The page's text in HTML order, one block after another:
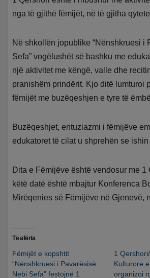
nga të gjithë fëmijët, në të gjitha
Në shkollën jopublike “Nënshkruesi i
Sefa” vogëlushët së bashku me
një aktivitet me këngë, valle dhe
pranishëm prindërit. Kjo ditë lumturoi
fëmijët me buzëqeshjen e tyre të ëmbël
Buzëqeshjet, entuziazmi i fëmijëve
edukatoret të cilat u shprehën se
Dita e Fëmijëve është vendosur me 1
këtë datë është mbajtur Konferenca
Mirëqenies së Fëmijëve në Gjenevë,
Të afërta
Fëmijët e kopshtit
“Nënshkruesi i Pavarësisë
Nebi Sefa” festojnë 1
1
Kulturore
organizoi